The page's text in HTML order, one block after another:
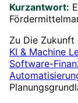
Kurzantwort:
Zu Die Zukunft
KI & Machine
Software-